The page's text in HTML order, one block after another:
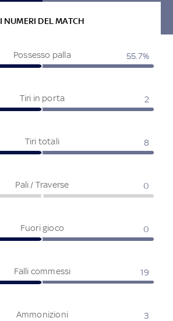
I NUMERI DEL MATCH
Possesso palla 55.7%
Tiri in porta 2
Tiri totali 8
Pali / Traverse 0
Fuori gioco 0
Falli commessi 19
Ammonizioni 3